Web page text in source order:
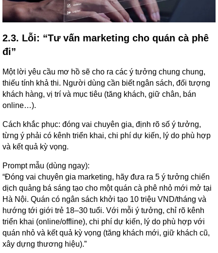
2.3. Lỗi: “Tư vấn marketing cho quán cà phê
đi”
Một lời yêu cầu mơ hồ sẽ cho ra các ý tưởng chung chung,
thiếu tính khả thi. Người dùng cần biết ngân sách, đối tượng
khách hàng, vị trí và mục tiêu (tăng khách, giữ chân, bán
online…).
Cách khắc phục: đóng vai chuyên gia, định rõ số ý tưởng,
từng ý phải có kênh triển khai, chi phí dự kiến, lý do phù hợp
và kết quả kỳ vọng.
Prompt mẫu (dùng ngay):
“Đóng vai chuyên gia marketing, hãy đưa ra 5 ý tưởng chiến
dịch quảng bá sáng tạo cho một quán cà phê nhỏ mới mở tại
Hà Nội. Quán có ngân sách khởi tạo 10 triệu VND/tháng và
hướng tới giới trẻ 18–30 tuổi. Với mỗi ý tưởng, chỉ rõ kênh
triển khai (online/offline), chi phí dự kiến, lý do phù hợp với
quán nhỏ và kết quả kỳ vọng (tăng khách mới, giữ khách cũ,
xây dựng thương hiệu).”